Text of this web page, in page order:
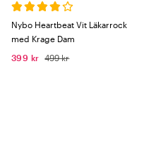
Nybo Heartbeat Vit Läkarrock
med Krage Dam
399 kr
499 kr